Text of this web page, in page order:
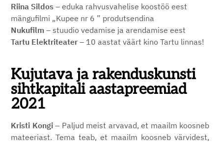
Riina Sildos – eduka rahvusvahelise koostöö eest
mängufilmi „Kupee nr 6 ” produtsendina
Nukufilm – stuudio vedamise ja arendamise eest
Tartu Elektriteater – 10 aastat väärt kino Tartu linnas!
Kujutava ja rakenduskunsti
sihtkapitali aastapreemiad
2021
Kristi Kongi– Paljud meist arvavad, et maailm koosneb
mateeriast. Tema teab, et maailm koosneb värvidest,